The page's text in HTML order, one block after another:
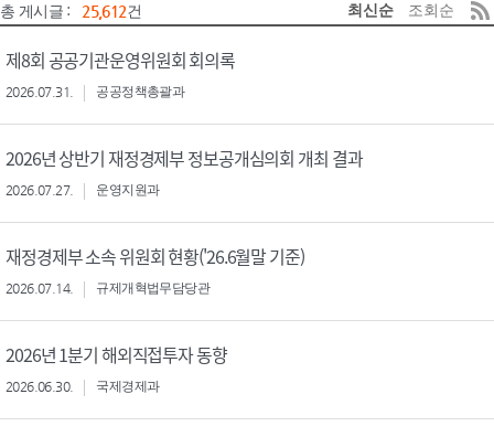
총 게시글 : 25,612건 최신순 조회순
제8회 공공기관운영위원회 회의록
2026.07.31. 공공정책총괄과
2026년 상반기 재정경제부 정보공개심의회 개최 결과
2026.07.27. 운영지원과
재정경제부 소속 위원회 현황('26.6월말 기준)
2026.07.14. 규제개혁법무담당관
2026년 1분기 해외직접투자 동향
2026.06.30. 국제경제과